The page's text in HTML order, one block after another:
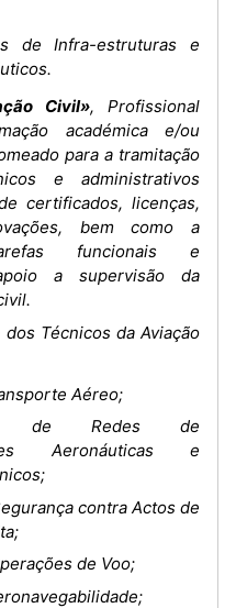
de Infra-estruturas e
Civil», Profissional
académica e/ou
para a tramitação
e administrativos
certificados, licenças,
bem como a
funcionais e
a supervisão da
Técnicos da Aviação
Aéreo;
de Redes de
Aeronáuticas e
contra Actos de
de Voo;